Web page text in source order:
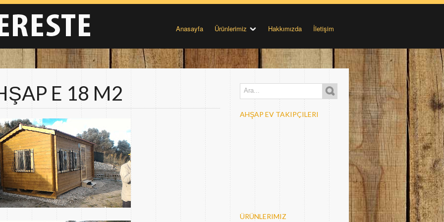
Anasayfa Ürünlerimiz Hakkımızda İletişim
E 18 M2
AHŞAP EV TAKIPÇILERI
ÜRÜNLERIMIZ